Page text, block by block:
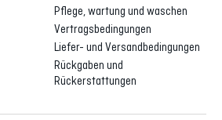
Pflege, wartung und waschen
Vertragsbedingungen
Liefer- und Versandbedingungen
Rückgaben und
Rückerstattungen